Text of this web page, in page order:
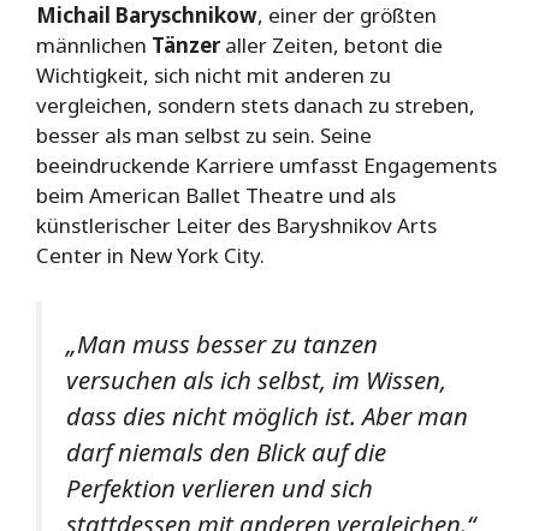
Michail Baryschnikow, einer der größten
männlichen Tänzeraller Zeiten, betont die
Wichtigkeit, sich nicht mit anderen zu
vergleichen, sondern stets danach zu streben,
besser als man selbst zu sein. Seine
beeindruckende Karriere umfasst Engagements
beim American Ballet Theatre und als
künstlerischer Leiter des Baryshnikov Arts
Center in New York City.
„Man muss besser zu tanzen
versuchen als ich selbst, im Wissen,
dass dies nicht möglich ist. Aber man
darf niemals den Blick auf die
Perfektion verlieren und sich
stattdessen mit anderen vergleichen.“